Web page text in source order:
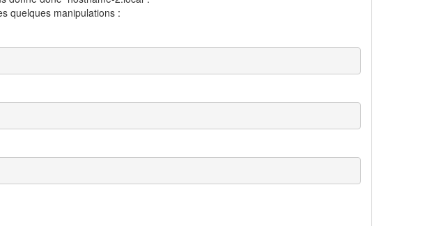
quelques manipulations :